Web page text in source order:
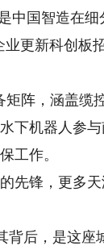
国智造在细
更新科创板
阵，涵盖缆
下机器人参
工作。
锋，更多天
后，是这座